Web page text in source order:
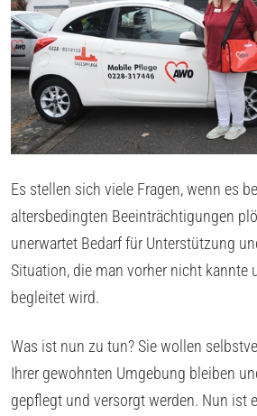
Es stellen sich viele Fragen, wenn es
altersbedingten Beeinträchtigungen
unerwartet Bedarf für Unterstützung
Situation, die man vorher nicht kannte
begleitet wird.
Was ist nun zu tun? Sie wollen
Ihrer gewohnten Umgebung bleiben
gepflegt und versorgt werden. Nun ist